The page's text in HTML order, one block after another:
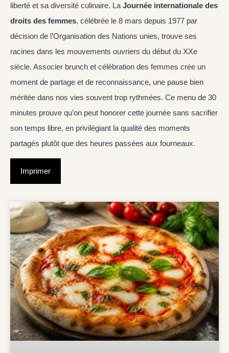
liberté et sa diversité culinaire. La Journée internationale des
droits des femmes, célébrée le 8 mars depuis 1977 par
décision de l’Organisation des Nations unies, trouve ses
racines dans les mouvements ouvriers du début du XXe
siècle. Associer brunch et célébration des femmes crée un
moment de partage et de reconnaissance, une pause bien
méritée dans nos vies souvent trop rythmées. Ce menu de 30
minutes prouve qu’on peut honorer cette journée sans sacrifier
son temps libre, en privilégiant la qualité des moments
partagés plutôt que des heures passées aux fourneaux.
Imprimer